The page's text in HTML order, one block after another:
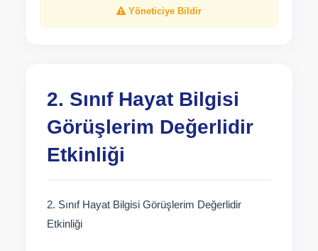
Yöneticiye Bildir
2. Sınıf Hayat Bilgisi
Görüşlerim Değerlidir
Etkinliği
2. Sınıf Hayat Bilgisi Görüşlerim Değerlidir
Etkinliği